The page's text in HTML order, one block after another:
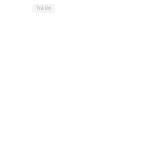
Trả lời